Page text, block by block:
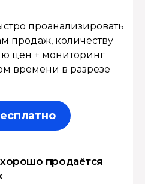
проанализировать
продаж, количеству
цен + мониторинг
времени в разрезе
хорошо продаётся